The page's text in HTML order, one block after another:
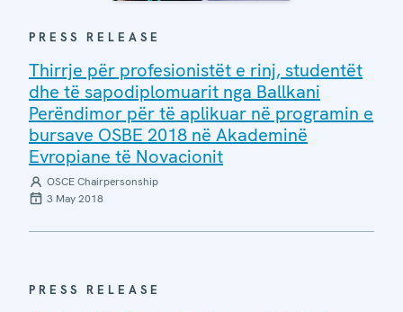
PRESS RELEASE
Thirrje për profesionistët e rinj, studentët
dhe të sapodiplomuarit nga Ballkani
Perëndimor për të aplikuar në programin e
bursave OSBE 2018 në Akademinë
Evropiane të Novacionit
OSCE Chairpersonship
3 May 2018
PRESS RELEASE